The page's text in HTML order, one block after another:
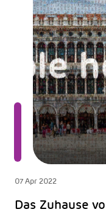
07 Apr 2022
Das Zuhause